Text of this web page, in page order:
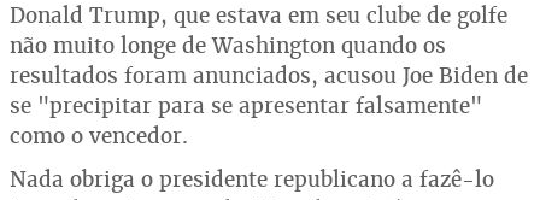
Donald Trump, que estava em seu clube de golfe
não muito longe de Washington quando os
resultados foram anunciados, acusou Joe Biden de
se "precipitar para se apresentar falsamente"
como o vencedor.
Nada obriga o presidente republicano a fazê-lo